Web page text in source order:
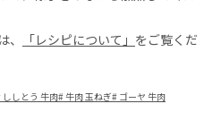
「レシピについて」 をご覧くだ
ししとう 牛肉#牛肉 玉ねぎ# ゴーヤ 牛肉